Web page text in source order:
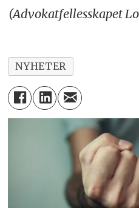
(Advokatfellesskapet
NYHETER